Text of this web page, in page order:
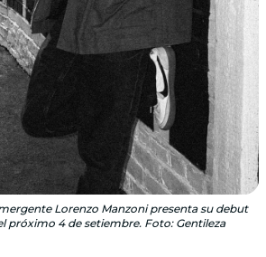
Lorenzo Manzoni presenta su debut
próximo 4 de setiembre. Foto: Gentileza